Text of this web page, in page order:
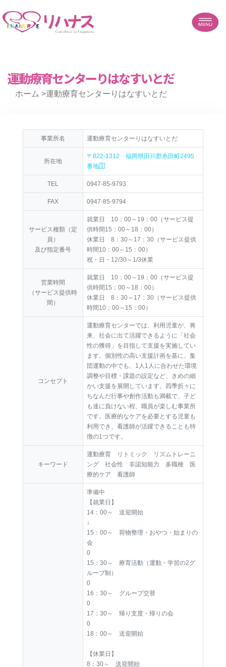
運動療育センターりはなすいとだ
ホーム >運動療育センターりはなすいとだ
事業所名 運動療育センターりはなすいとだ
所在地
〒822-1312 福岡県田川郡糸田町2495
番地
TEL 0947-85-9793
FAX 0947-85-9794
サービス種類（定
員）
及び指定番号
就業日 10：00～19：00（サービス提
供時間15：00～18：00）
休業日 8：30～17：30（サービス提供
時間10：00～15：00）
祝・日・12/30～1/3休業
営業時間
（サービス提供時
間）
就業日 10：00～19：00（サービス提
供時間15：00～18：00）
休業日 8：30～17：30（サービス提供
時間10：00～15：00）
コンセプト
運動療育センターでは、利用児童が、将
来、社会に出て活躍できるように「社会
性の獲得」を目指して支援を実施してい
ます。個別性の高い支援計画を基に、集
団運動の中でも、1人1人に合わせた環境
調整や目標・課題の設定など、きめの細
かい支援を展開しています。四季折々に
ちなんだ行事や創作活動も満載で、子ど
も達に負けない程、職員が楽しむ事業所
です。医療的なケアを必要とする児童も
利用でき、看護師が活躍できることも特
徴の1つです。
キーワード
運動療育 リトミック リズムトレーニ
ング 社会性 非認知能力 多職種 医
療的ケア 看護師
準備中
【就業日】
14：00～ 送迎開始
↓
15：00～ 荷物整理・おやつ・始まりの
会
0
15：30～ 療育活動（運動・学習の2グ
ループ制）
0
16：30～ グループ交替
0
17：30～ 帰り支度・帰りの会
0
18：00～ 送迎開始
【休業日】
8：30～ 送迎開始